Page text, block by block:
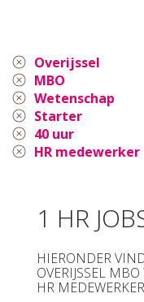
Overijssel
MBO
Wetenschap
Starter
40 uur
HR medewerker
1 HR
HIERONDER
OVERIJSSEL
HR